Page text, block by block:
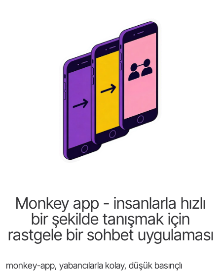
Monkey app - insanlarla hızlı
bir şekilde tanışmak için
rastgele bir sohbet uygulaması
monkey-app, yabancılarla kolay, düşük basınçlı